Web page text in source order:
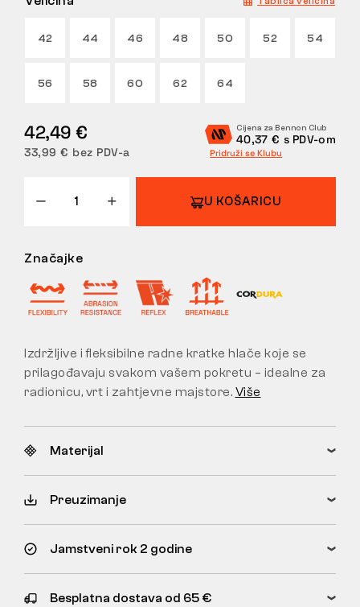
42 44 46 48 50 52 54
56 58 60 62 64
42,49 €
33,99 € bez PDV-a
Cijena za Bennon Club
40,37 € s PDV-om
Pridruži se Klubu
U KOŠARICU
Značajke
Izdržljive i fleksibilne radne kratke hlače koje se
prilagođavaju svakom vašem pokretu – idealne za
radionicu, vrt i zahtjevne majstore. Više
Materijal
Preuzimanje
Jamstveni rok 2 godine
Besplatna dostava od 65 €